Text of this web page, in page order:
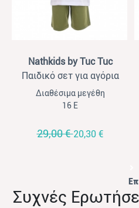
Nathkids by Tuc Tuc
Παιδικό σετ για αγόρια
Nathkids λευκό - λαδί
Διαθέσιμα μεγέθη
16 Ε
29,00 €20,30 €
Συχνές